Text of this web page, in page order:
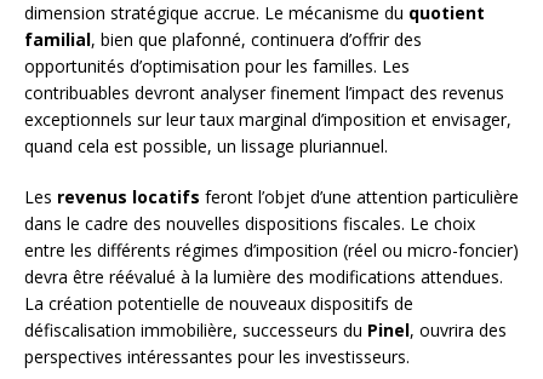
dimension stratégique accrue. Le mécanisme du quotient
familial, bien que plafonné, continuera d’offrir des
opportunités d’optimisation pour les familles. Les
contribuables devront analyser finement l’impact des revenus
exceptionnels sur leur taux marginal d’imposition et envisager,
quand cela est possible, un lissage pluriannuel.
Les revenus locatifs feront l’objet d’une attention particulière
dans le cadre des nouvelles dispositions fiscales. Le choix
entre les différents régimes d’imposition (réel ou micro-foncier)
devra être réévalué à la lumière des modifications attendues.
La création potentielle de nouveaux dispositifs de
défiscalisation immobilière, successeurs du Pinel, ouvrira des
perspectives intéressantes pour les investisseurs.